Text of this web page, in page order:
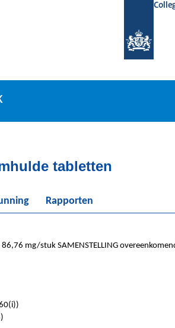
tabletten
Rapporten
86,76 mg/stuk SAMENSTELLING